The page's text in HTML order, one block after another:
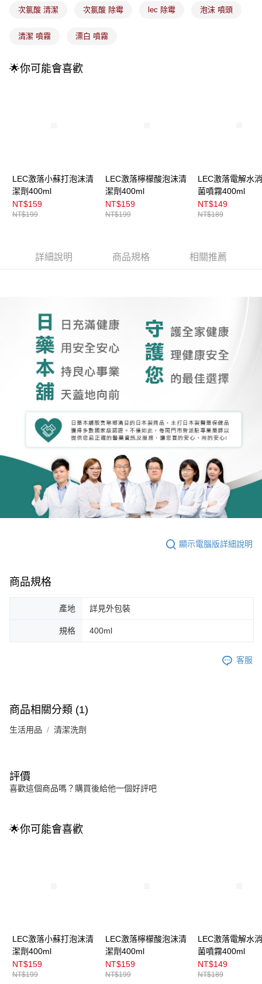
1.分期款項不併入電信帳單，「大哥付你分期」於每月結算日後寄送繳費提
2.透過簡訊連結打開帳單後，可選擇「超商條碼／台灣大直營門市／銀行轉
帳／街口支付／iPASS MONEY」等通路繳費。
【注意事項】
1.本服務係由「台灣大哥大股份有限公司」（以下簡稱本公司）所提供，讓
每筆NT$100，滿NT$899(含以上)免運費
7-11取貨付款
付款後7-11取貨
次氯酸 清潔 次氯酸 除霉 lec 除霉 泡沫 噴頭
清潔 噴霧 漂白 噴霧
🌟你可能會喜歡
LEC激落小蘇打泡沫清
潔劑400ml
NT$159
NT$199
LEC激落檸檬酸泡沫清
潔劑400ml
NT$159
NT$199
LEC激落電解水
菌噴霧400ml
NT$149
NT$189
詳細說明 商品規格 相關推薦
顯示電腦版詳細說明
商品規格
產地 詳見外包裝
規格 400ml
客服
商品相關分類 (1)
生活用品 清潔洗劑
評價
喜歡這個商品嗎？購買後給他一個好評吧
🌟你可能會喜歡
LEC激落小蘇打泡沫清
潔劑400ml
NT$159
NT$199
LEC激落檸檬酸泡沫清
潔劑400ml
NT$159
NT$199
LEC激落電解水
菌噴霧400ml
NT$149
NT$189